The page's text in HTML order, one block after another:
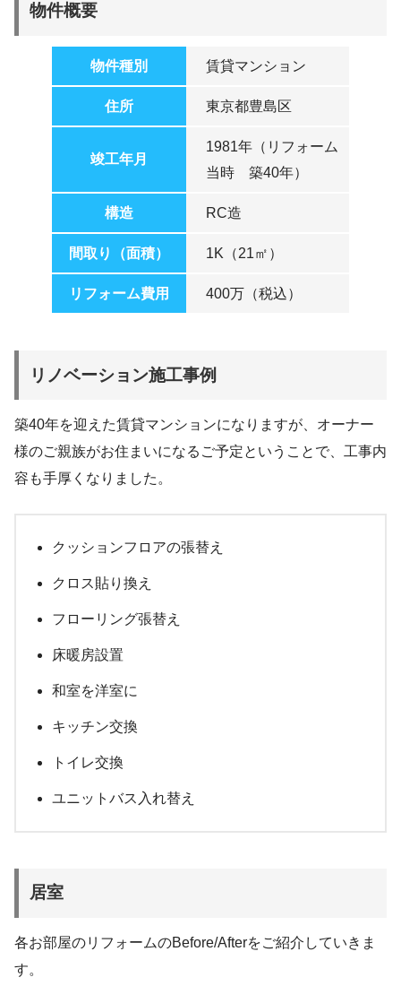
物件概要
物件種別 賃貸マンション
住所 東京都豊島区
竣工年月
1981年（リフォーム
当時 築40年）
構造 RC造
間取り（面積） 1K（21㎡）
リフォーム費用 400万（税込）
リノベーション施工事例
築40年を迎えた賃貸マンションになりますが、オーナー
様のご親族がお住まいになるご予定ということで、工事内
容も手厚くなりました。
クッションフロアの張替え
クロス貼り換え
フローリング張替え
床暖房設置
和室を洋室に
キッチン交換
トイレ交換
ユニットバス入れ替え
居室
各お部屋のリフォームのBefore/Afterをご紹介していきま
す。